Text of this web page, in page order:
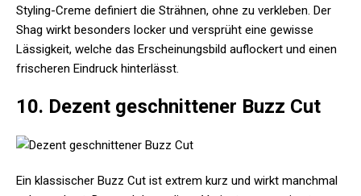
Styling-Creme definiert die Strähnen, ohne zu verkleben. Der
Shag wirkt besonders locker und versprüht eine gewisse
Lässigkeit, welche das Erscheinungsbild auflockert und einen
frischeren Eindruck hinterlässt.
10. Dezent geschnittener Buzz Cut
Ein klassischer Buzz Cut ist extrem kurz und wirkt manchmal